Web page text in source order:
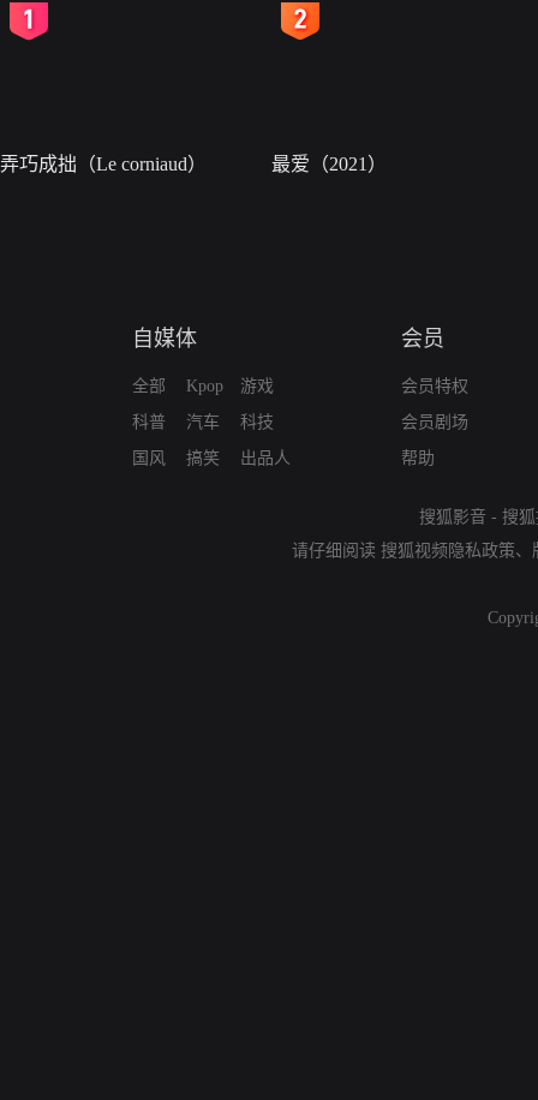
弄巧成拙（Le corniaud） 最爱（2021）
自媒体
全部
科普
国风
Kpop
汽车
搞笑
游戏
科技
出品人
会员
会员特权
会员剧场
帮助
搜狐影音 - 搜
请仔细阅读 搜狐视频隐私政策、